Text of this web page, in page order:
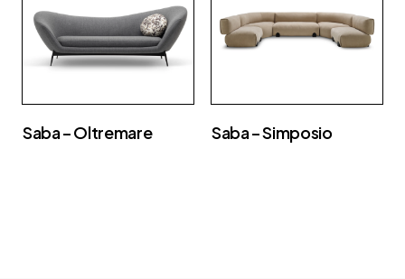
Saba – Oltremare Saba – Simposio